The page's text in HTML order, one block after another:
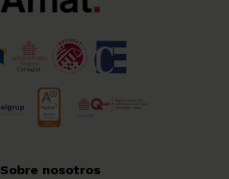
Sobre nosotros